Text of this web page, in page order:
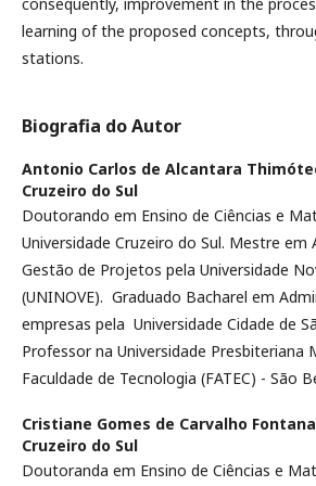
learning of the proposed concepts,
stations.
Biografia do Autor
Antonio Carlos de Alcantara
Cruzeiro do Sul
Doutorando em Ensino de Ciências e
Universidade Cruzeiro do Sul. Mestre em
Gestão de Projetos pela Universidade
(UNINOVE). Graduado Bacharel em
empresas pela Universidade Cidade de
Professor na Universidade Presbiteriana
Faculdade de Tecnologia (FATEC) - São
Cristiane Gomes de Carvalho
Cruzeiro do Sul
Doutoranda em Ensino de Ciências e